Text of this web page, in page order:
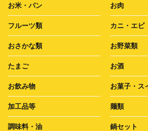
お米・パン お肉
フルーツ類 カニ・エビ
おさかな類 お野菜類
たまご お酒
お飲み物 お菓子・ス
加工品等 麺類
調味料・油 鍋セット